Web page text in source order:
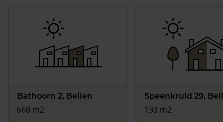
Bathoorn 2, Beilen
668 m2
Speenkruid 29,
133 m2